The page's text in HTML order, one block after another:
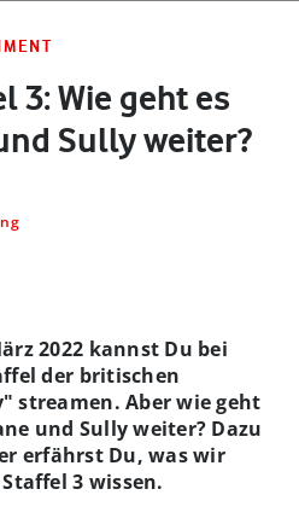
3: Wie geht es
Sully weiter?
2022 kannst Du bei
der britischen
streamen. Aber wie geht
und Sully weiter? Dazu
erfährst Du, was wir
3 wissen.